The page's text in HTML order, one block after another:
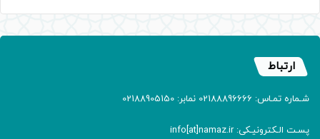
ارتباط
شـماره تمـاس: 02188896666 نمابر: 02188905150
پسـت الـکترونیـکی: info[at]namaz.ir